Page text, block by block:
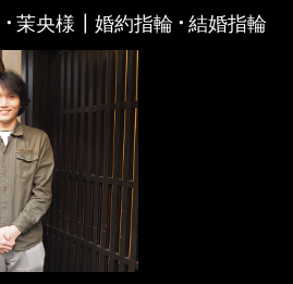
茉央様┃婚約指輪・結婚指輪